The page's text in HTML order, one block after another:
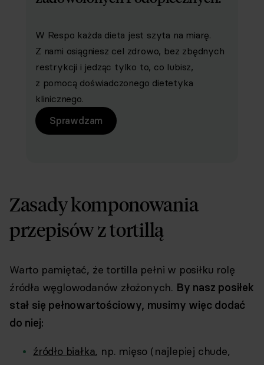
W Respo każda dieta jest szyta na miarę.
Z nami osiągniesz cel zdrowo, bez zbędnych
restrykcji i jedząc tylko to, co lubisz,
z pomocą doświadczonego dietetyka
klinicznego.
Sprawdzam
Zasady komponowania
przepisów z tortillą
Warto pamiętać, że tortilla pełni w posiłku rolę
źródła węglowodanów złożonych. By nasz posiłek
stał się pełnowartościowy, musimy więc dodać
do niej:
źródło białka, np. mięso (najlepiej chude,